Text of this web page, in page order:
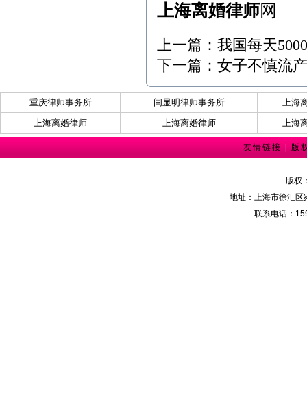
上海离婚律师网
上一篇： 我国每天
下一篇： 女子不慎流
重庆律师事务所 闫显明律师事务所
上海
上海离婚律师
上海离婚律师 上海
友情链接 版
版权
地址：上海市徐汇区
联系电话：